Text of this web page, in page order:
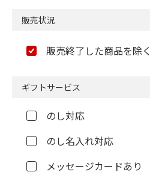
販売状況
販売終了した商品を除く
ギフトサービス
のし対応
のし名入れ対応
メッセージカードあり